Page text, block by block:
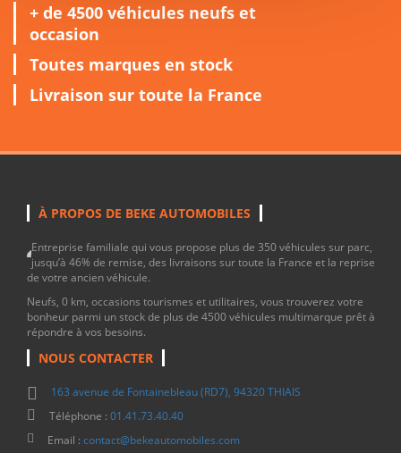
+ de 4500 véhicules neufs et
occasion
Toutes marques en stock
Livraison sur toute la France
À PROPOS DE BEKE AUTOMOBILES
Entreprise familiale qui vous propose plus de 350 véhicules sur parc,
jusqu’à 46% de remise, des livraisons sur toute la France et la reprise
de votre ancien véhicule.
Neufs, 0 km, occasions tourismes et utilitaires, vous trouverez votre
bonheur parmi un stock de plus de 4500 véhicules multimarque prêt à
répondre à vos besoins.
NOUS CONTACTER
163 avenue de Fontainebleau (RD7), 94320 THIAIS
Téléphone : 01.41.73.40.40
Email : contact@bekeautomobiles.com